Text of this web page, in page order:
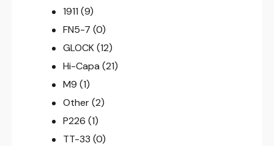
1911 (9)
FN5-7 (0)
GLOCK (12)
Hi-Capa (21)
M9 (1)
Other (2)
P226 (1)
TT-33 (0)